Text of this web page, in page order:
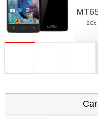
2Go